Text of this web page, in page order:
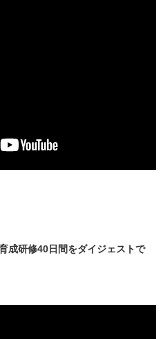
成研修40日間をダイジェストで